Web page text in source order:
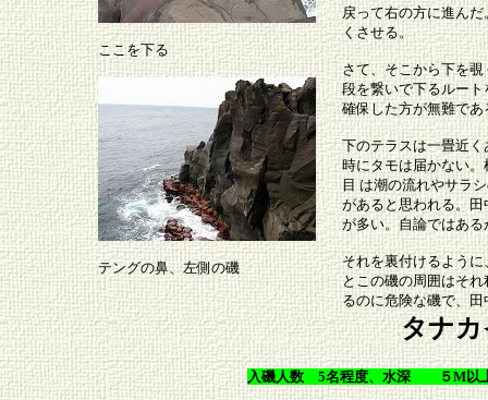
ここを下る
テングの鼻、左側の磯
戻って右の方に進ん
くさせる。
さて、そこから下を
段を繋いで下るルー
確保した方が無難であ
下のテラスは一畳近
時にタモは届かない
目 は潮の流れやサラ
があると思われる。
が多い。自論ではあ
それを裏付けるよう
とこの磯の周囲はそ
るのに危険な磯で、
タナカ
入磯人数 5名程度、水深 ５M以上